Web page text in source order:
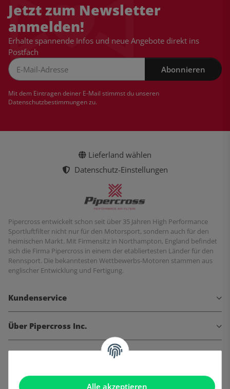
Alle akzeptieren
Jetzt zum Newsletter
anmelden!
Erhalte spannende Infos und neue Angebote direkt ins
Postfach
Abonnieren
Mit dem Eintragen deiner E-Mail stimmst du unseren
Datenschutzbestimmungenzu.
Lieferland wählen
Datenschutz-Einstellungen
Pipercross entwickelt schon seit über 35 Jahren High Performance
Sportluftfilter nicht nur für den Motorsport, sondern auch für den
heimischen Markt. Mit Firmensitz in Northampton, England befindet
sich die Firma Pipercross in einem der etabliertesten Länder für den
Rennsport. Die bekanntesten Wettbewerbs-Motoren stammen aus
englischer Entwicklung und Fertigung.
Kundenservice
Über Pipercross Inc.
Informationen
Gesetzliche Informationen